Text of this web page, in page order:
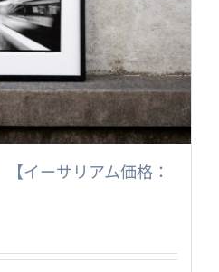
イーサリアム価格：